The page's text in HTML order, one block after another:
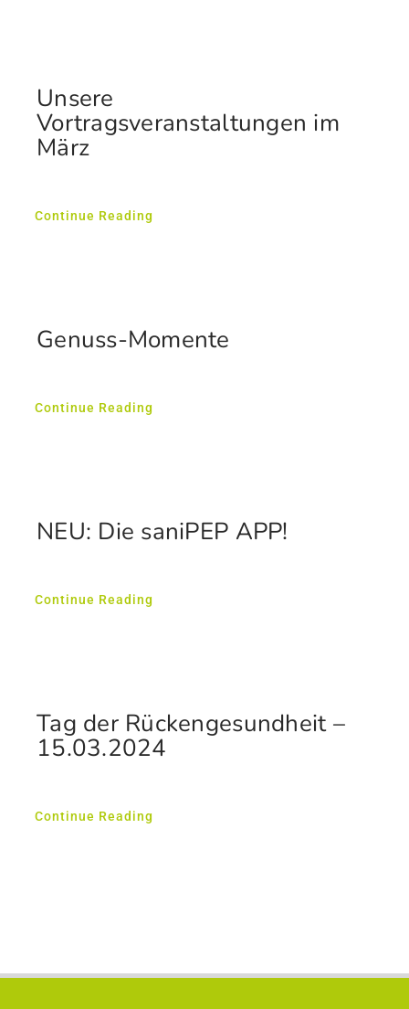
Unsere
Vortragsveranstaltungen im
März
Continue Reading
Genuss-Momente
Continue Reading
NEU: Die saniPEP APP!
Continue Reading
Tag der Rückengesundheit –
15.03.2024
Continue Reading